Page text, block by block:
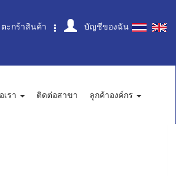
ตะกร้าสินค้า บัญชีของฉัน
เรา ติดต่อสาขา
ลูกค้าองค์กร